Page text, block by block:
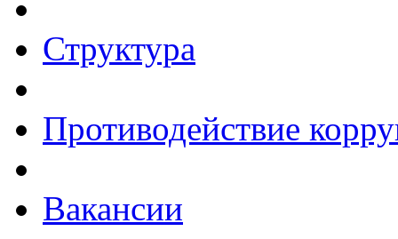
Структура
Противодействие
Вакансии